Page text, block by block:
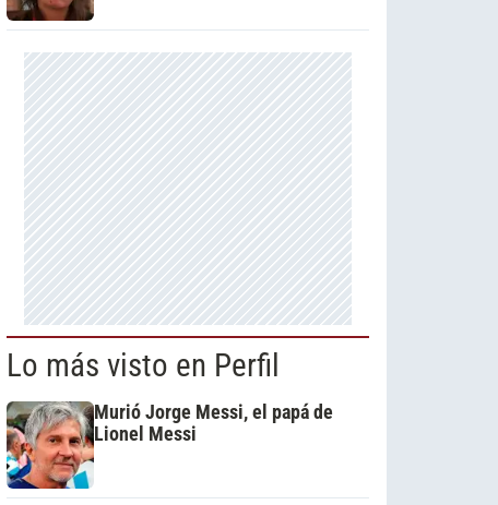
Lo más visto en Perfil
Murió Jorge Messi, el papá de
Lionel Messi